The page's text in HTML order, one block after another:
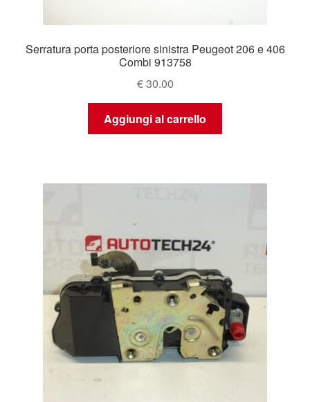
Serratura porta posteriore sinistra Peugeot 206 e 406
Combi 913758
€30.00
Aggiungi al carrello